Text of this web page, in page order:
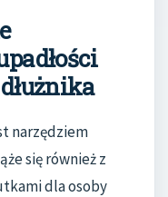
narzędziem
się również z
dla osoby